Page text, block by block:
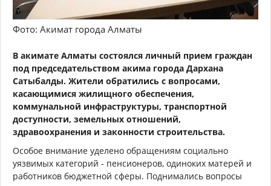
Фото: Акимат города Алматы
В акимате Алматы состоялся личный прием граждан
под председательством акима города Дархана
Сатыбалды. Жители обратились с вопросами,
касающимися жилищного обеспечения,
коммунальной инфраструктуры, транспортной
доступности, земельных отношений,
здравоохранения и законности строительства.
Особое внимание уделено обращениям социально
уязвимых категорий - пенсионеров, одиноких матерей и
работников бюджетной сферы. Поднимались вопросы